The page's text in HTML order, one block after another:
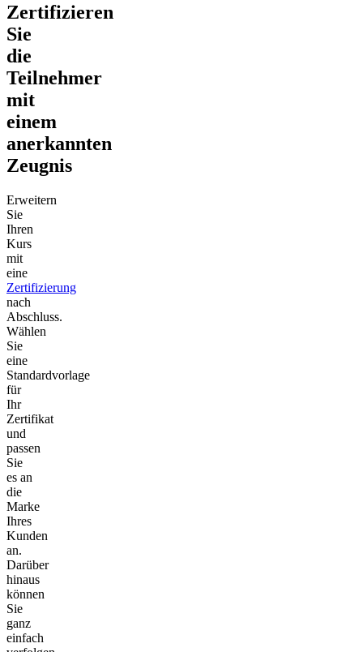
Zertifizieren
Sie
die
Teilnehmer
mit
einem
anerkannten
Zeugnis
Erweitern
Sie
Ihren
Kurs
mit
eine
Zertifizierung
nach
Abschluss.
Wählen
Sie
eine
Standardvorlage
für
Ihr
Zertifikat
und
passen
Sie
es an
die
Marke
Ihres
Kunden
an.
Darüber
hinaus
können
Sie
ganz
einfach